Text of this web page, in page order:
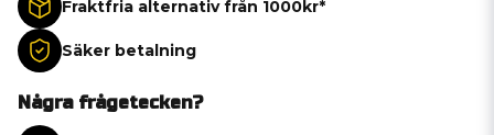
Fraktfria alternativ från 1000kr*
Säker betalning
Några frågetecken?